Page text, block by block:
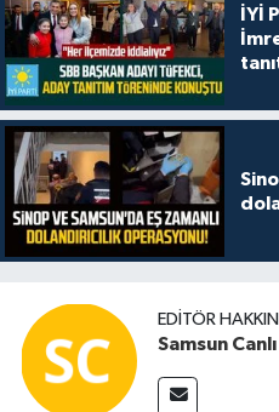
İYİ
EDITÖR
Samsun